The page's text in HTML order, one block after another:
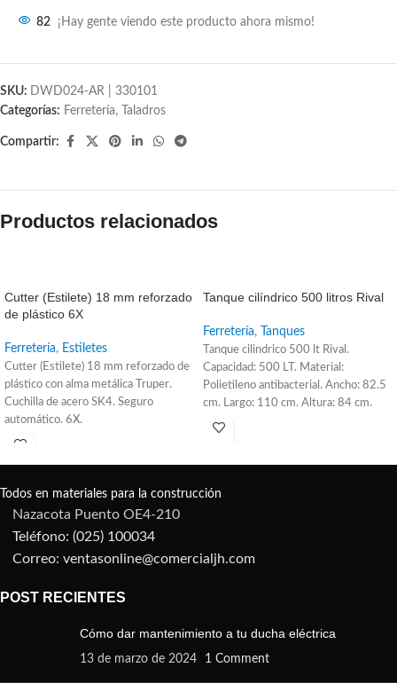
82 ¡Hay gente viendo este producto ahora mismo!
SKU: DWD024-AR | 330101
Categorías: Ferretería, Taladros
Compartir:
Productos relacionados
Cutter (Estilete) 18 mm reforzado
de plástico 6X
Ferretería, Estiletes
Cutter (Estilete) 18 mm reforzado de
plástico con alma metálica Truper.
Cuchilla de acero SK4. Seguro
automático. 6X.
Tanque cilíndrico 500 litros Rival
Ferretería, Tanques
Tanque cilindrico 500 lt Rival.
Capacidad: 500 LT. Material:
Polietileno antibacterial. Ancho: 82.5
cm. Largo: 110 cm. Altura: 84 cm.
Diámetro de la tapa: 49 cm. Tanque
Todos en materiales para la construcción
Nazacota Puento OE4-210
Teléfono: (025) 100034
Correo: ventasonline@comercialjh.com
POST RECIENTES
Cómo dar mantenimiento a tu ducha eléctrica
13 de marzo de 2024 1 Comment